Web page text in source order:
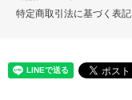
特定商取引法に基づく表記